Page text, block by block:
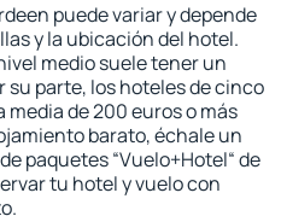
puede variar y depende
y la ubicación del hotel.
medio suele tener un
su parte, los hoteles de cinco
de 200 euros o más
barato, échale un
paquetes “Vuelo+Hotel“ de
tu hotel y vuelo con